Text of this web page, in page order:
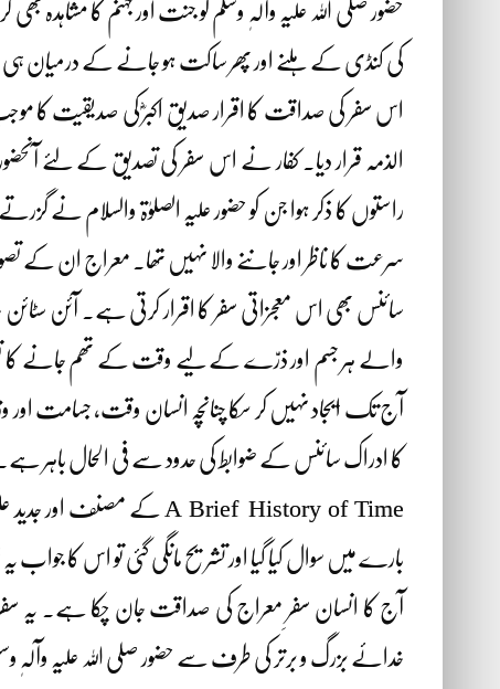
حضور صلی اللہ علیہ وآلہٖ وسلم کو جنت اور جہنم کا مشاہدہ
کی کنڈی کے ہلنے اور پھر ساکت ہو جانے کے درمیان ہی طے
اس سفر کی صداقت کا اقرار صدیقِ اکبرؓ کی صدیقیت کا
الذمہ قرار دیا۔ کفار نے اس سفر کی تصدیق کے لئے
راستوں کا ذکر ہوا جن کو حضور علیہ الصلوٰۃ والسلام نے
سرعت کا ناظر اور جاننے والا نہیں تھا۔ معراج ان کے
سائنس بھی اس معجزاتی سفر کا اقرار کرتی ہے۔ آئن
آج تک ایجاد نہیں کر سکا چنانچہ انسان وقت، جسامت اور
کا ادراک سائنس کے ضوابط کی حدود سے فی الحال باہر ہے۔
بارے میں سوال کیا گیا اور تشریح مانگی گئی تو اس کا
آج کا انسان سفرِ معراج کی صداقت جان چکا ہے۔ یہ
خدائے بزرگ و برتر کی طرف سے حضور صلی اللہ علیہ